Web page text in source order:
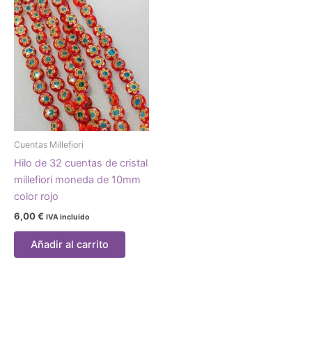
Cuentas Millefiori
Hilo de 32 cuentas de cristal
millefiori moneda de 10mm
color rojo
6,00€ IVA incluido
Añadir al carrito